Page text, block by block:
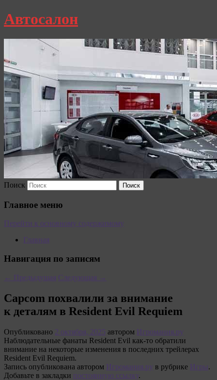
Автосалон
Поиск
Главное меню
Перейти к основному содержимому
Главная
Навигация по записям
← Предыдущая Следующая →
Capcom похвалили за внимание
к деталям в Resident Evil Requiem
Опубликовано 2 октября, 2025 автором Игромания.ру
Наблюдательные фанаты Resident Evil как-то обратили
внимание на некоторые изменения в последних трейлерах
Resident Evil Requiem.
Запись опубликована автором Игромания.ру в рубрике Игры.
Добавьте в закладки постоянную ссылку.